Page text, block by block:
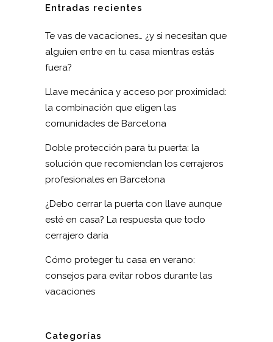
Entradas recientes
Te vas de vacaciones… ¿y si necesitan que
alguien entre en tu casa mientras estás
fuera?
Llave mecánica y acceso por proximidad:
la combinación que eligen las
comunidades de Barcelona
Doble protección para tu puerta: la
solución que recomiendan los cerrajeros
profesionales en Barcelona
¿Debo cerrar la puerta con llave aunque
esté en casa? La respuesta que todo
cerrajero daría
Cómo proteger tu casa en verano:
consejos para evitar robos durante las
vacaciones
Categorías